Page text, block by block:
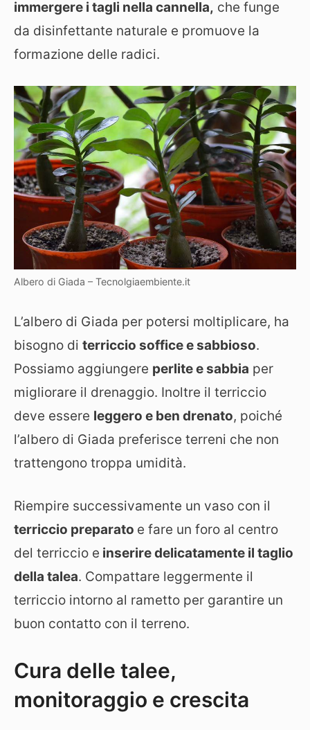
immergere i tagli nella cannella, che funge
da disinfettante naturale e promuove la
formazione delle radici.
Albero di Giada – Tecnolgiaembiente.it
L’albero di Giada per potersi moltiplicare, ha
bisogno di terriccio soffice e sabbioso.
Possiamo aggiungere perlite e sabbia per
migliorare il drenaggio. Inoltre il terriccio
deve essere leggero e ben drenato, poiché
l’albero di Giada preferisce terreni che non
trattengono troppa umidità.
Riempire successivamente un vaso con il
terriccio preparato e fare un foro al centro
del terriccio e inserire delicatamente il taglio
della talea. Compattare leggermente il
terriccio intorno al rametto per garantire un
buon contatto con il terreno.
Cura delle talee,
monitoraggio e crescita